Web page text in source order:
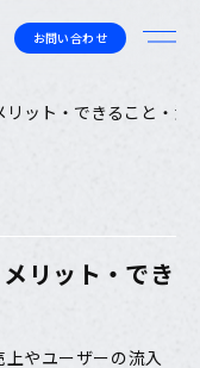
お問い合わせ
ット・できること・活
リット・でき
やユーザーの流入